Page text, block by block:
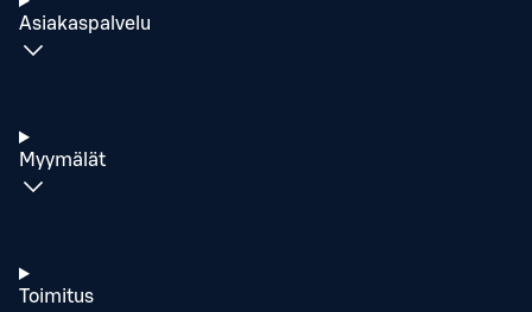
Asiakaspalvelu
Myymälät
Toimitus